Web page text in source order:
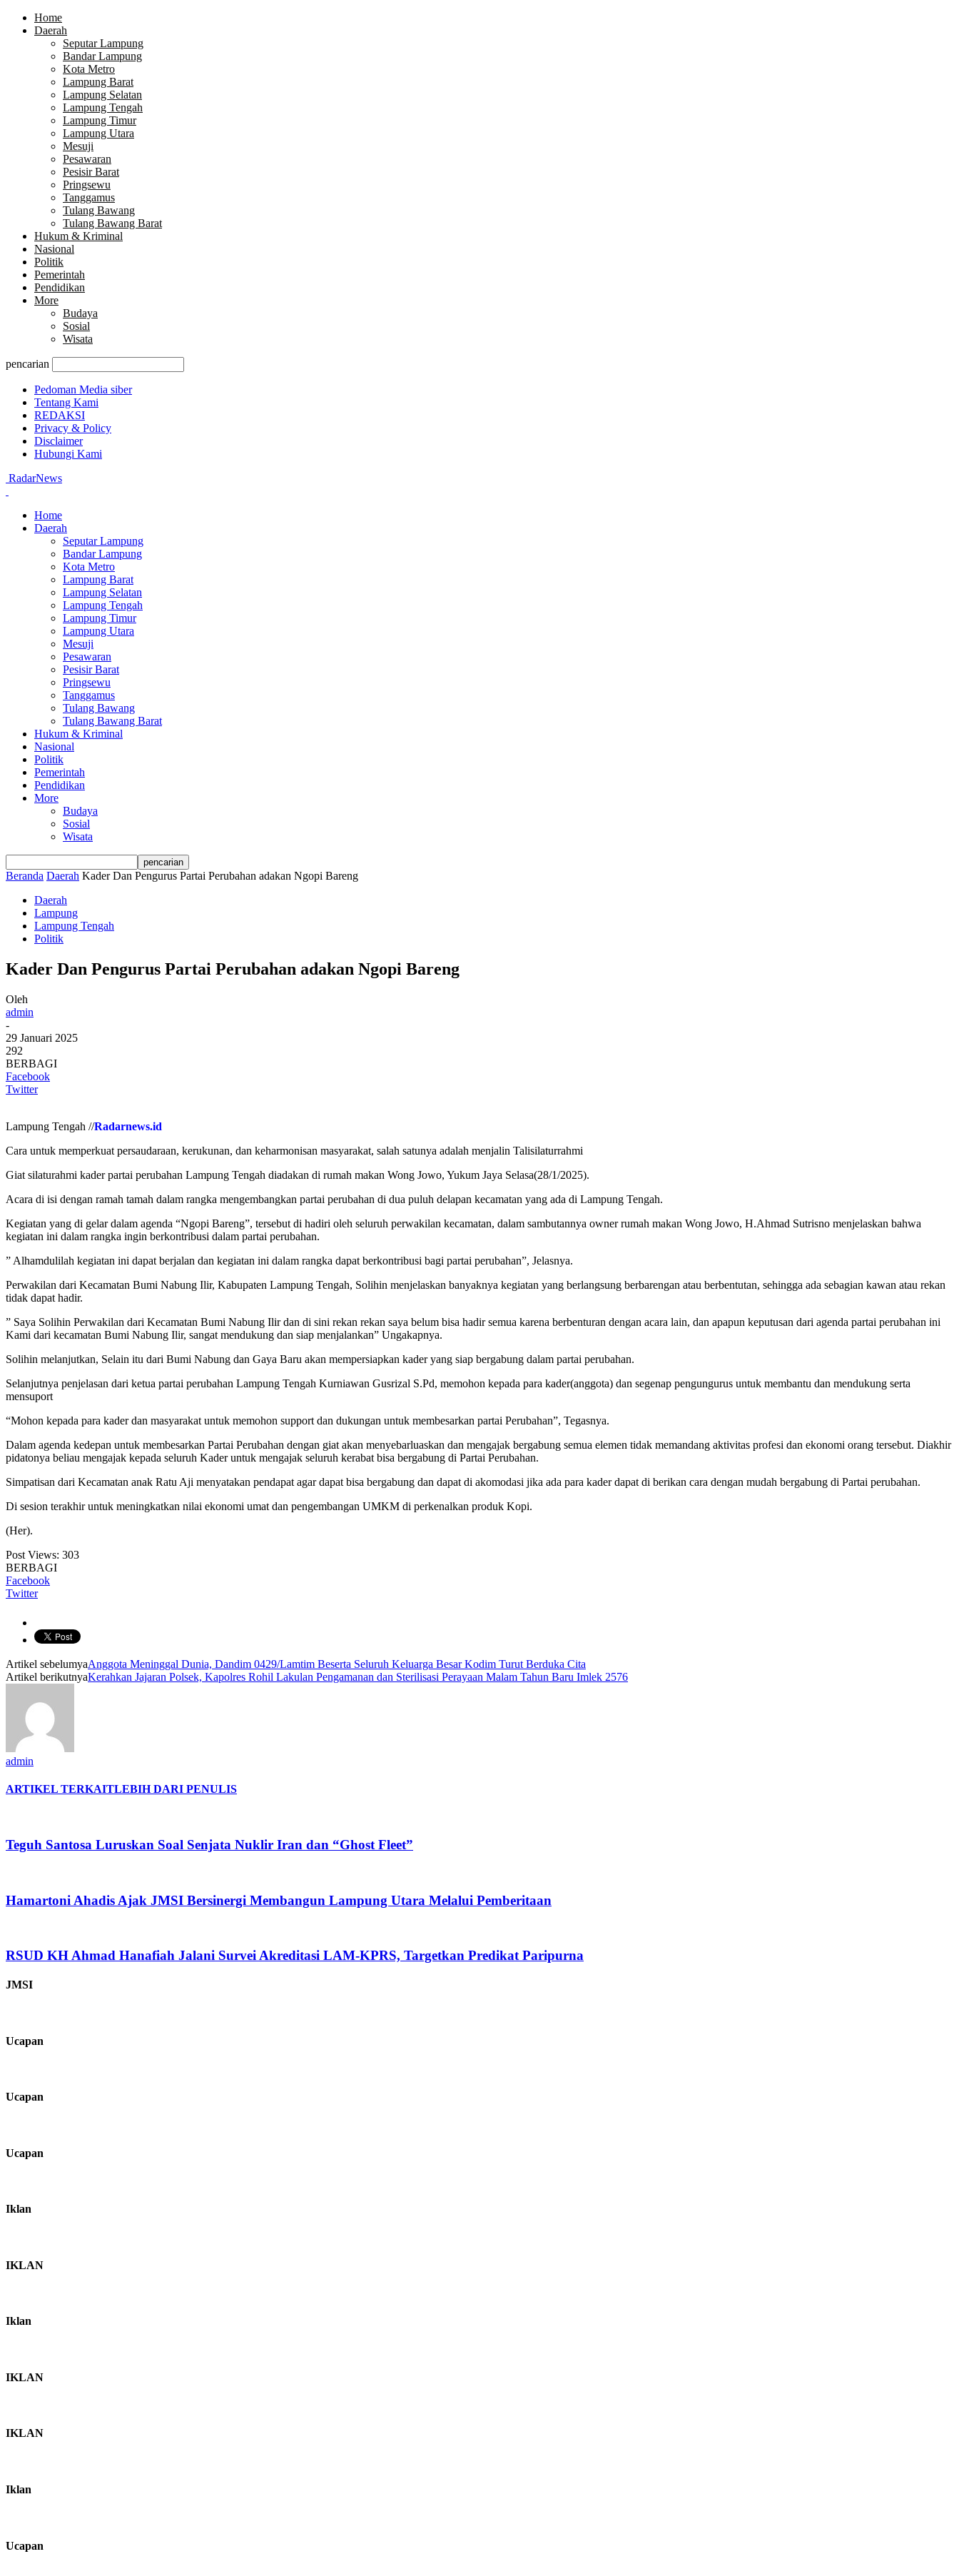
Home
Daerah
Seputar Lampung
Bandar Lampung
Kota Metro
Lampung Barat
Lampung Selatan
Lampung Tengah
Lampung Timur
Lampung Utara
Mesuji
Pesawaran
Pesisir Barat
Pringsewu
Tanggamus
Tulang Bawang
Tulang Bawang Barat
Hukum & Kriminal
Nasional
Politik
Pemerintah
Pendidikan
More
Budaya
Sosial
Wisata
pencarian
Pedoman Media siber
Tentang Kami
REDAKSI
Privacy & Policy
Disclaimer
Hubungi Kami
RadarNews
Home
Daerah
Seputar Lampung
Bandar Lampung
Kota Metro
Lampung Barat
Lampung Selatan
Lampung Tengah
Lampung Timur
Lampung Utara
Mesuji
Pesawaran
Pesisir Barat
Pringsewu
Tanggamus
Tulang Bawang
Tulang Bawang Barat
Hukum & Kriminal
Nasional
Politik
Pemerintah
Pendidikan
More
Budaya
Sosial
Wisata
Beranda Daerah Kader Dan Pengurus Partai Perubahan adakan Ngopi Bareng
Daerah
Lampung
Lampung Tengah
Politik
Kader Dan Pengurus Partai Perubahan adakan Ngopi Bareng
Oleh
admin
-
29 Januari 2025
292
BERBAGI
Facebook
Twitter
Lampung Tengah //Radarnews.id
Cara untuk memperkuat persaudaraan, kerukunan, dan keharmonisan masyarakat, salah satunya adalah menjalin Talisilaturrahmi
Giat silaturahmi kader partai perubahan Lampung Tengah diadakan di rumah makan Wong Jowo, Yukum Jaya Selasa(28/1/2025).
Acara di isi dengan ramah tamah dalam rangka mengembangkan partai perubahan di dua puluh delapan kecamatan yang ada di Lampung Tengah.
Kegiatan yang di gelar dalam agenda “Ngopi Bareng”, tersebut di hadiri oleh seluruh perwakilan kecamatan, dalam sambutannya owner rumah makan Wong Jowo, H.Ahmad Sutrisno menjelaskan bahwa
kegiatan ini dalam rangka ingin berkontribusi dalam partai perubahan.
” Alhamdulilah kegiatan ini dapat berjalan dan kegiatan ini dalam rangka dapat berkontribusi bagi partai perubahan”, Jelasnya.
Perwakilan dari Kecamatan Bumi Nabung Ilir, Kabupaten Lampung Tengah, Solihin menjelaskan banyaknya kegiatan yang berlangsung berbarengan atau berbentutan, sehingga ada sebagian kawan atau rekan
tidak dapat hadir.
” Saya Solihin Perwakilan dari Kecamatan Bumi Nabung Ilir dan di sini rekan rekan saya belum bisa hadir semua karena berbenturan dengan acara lain, dan apapun keputusan dari agenda partai perubahan ini
Kami dari kecamatan Bumi Nabung Ilir, sangat mendukung dan siap menjalankan” Ungakapnya.
Solihin melanjutkan, Selain itu dari Bumi Nabung dan Gaya Baru akan mempersiapkan kader yang siap bergabung dalam partai perubahan.
Selanjutnya penjelasan dari ketua partai perubahan Lampung Tengah Kurniawan Gusrizal S.Pd, memohon kepada para kader(anggota) dan segenap pengungurus untuk membantu dan mendukung serta
mensuport
“Mohon kepada para kader dan masyarakat untuk memohon support dan dukungan untuk membesarkan partai Perubahan”, Tegasnya.
Dalam agenda kedepan untuk membesarkan Partai Perubahan dengan giat akan menyebarluaskan dan mengajak bergabung semua elemen tidak memandang aktivitas profesi dan ekonomi orang tersebut. Diakhir
pidatonya beliau mengajak kepada seluruh Kader untuk mengajak seluruh kerabat bisa bergabung di Partai Perubahan.
Simpatisan dari Kecamatan anak Ratu Aji menyatakan pendapat agar dapat bisa bergabung dan dapat di akomodasi jika ada para kader dapat di berikan cara dengan mudah bergabung di Partai perubahan.
Di sesion terakhir untuk meningkatkan nilai ekonomi umat dan pengembangan UMKM di perkenalkan produk Kopi.
(Her).
Post Views: 303
BERBAGI
Facebook
Twitter
Artikel sebelumyaAnggota Meninggal Dunia, Dandim 0429/Lamtim Beserta Seluruh Keluarga Besar Kodim Turut Berduka Cita
Artikel berikutnyaKerahkan Jajaran Polsek, Kapolres Rohil Lakulan Pengamanan dan Sterilisasi Perayaan Malam Tahun Baru Imlek 2576
admin
ARTIKEL TERKAITLEBIH DARI PENULIS
Teguh Santosa Luruskan Soal Senjata Nuklir Iran dan “Ghost Fleet”
Hamartoni Ahadis Ajak JMSI Bersinergi Membangun Lampung Utara Melalui Pemberitaan
RSUD KH Ahmad Hanafiah Jalani Survei Akreditasi LAM-KPRS, Targetkan Predikat Paripurna
JMSI
Ucapan
Ucapan
Ucapan
Iklan
IKLAN
Iklan
IKLAN
IKLAN
Iklan
Ucapan